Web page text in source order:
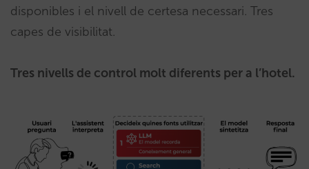
disponibles i el nivell de certesa necessari. Tres
capes de visibilitat.
Tres nivells de control molt diferents per a l’hotel.